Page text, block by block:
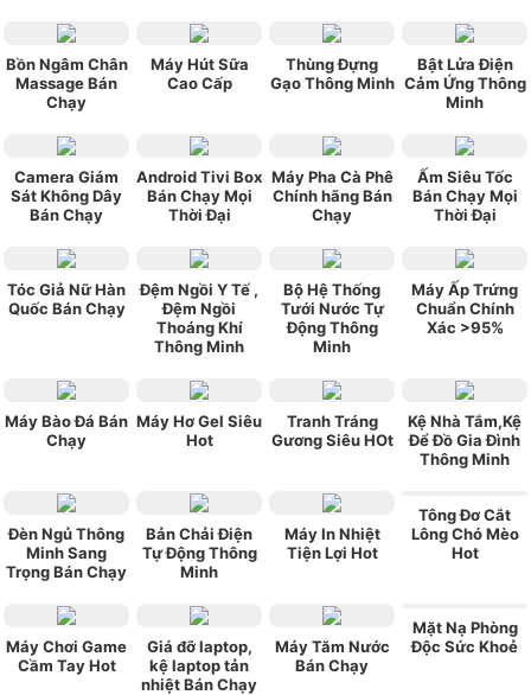
Bồn Ngâm Chân
Massage Bán
Chạy
Máy Hút Sữa
Cao Cấp
Thùng Đựng
Gạo Thông Minh
Bật Lửa Điện
Cảm Ứng Thông
Minh
Camera Giám
Sát Không Dây
Bán Chạy
Android Tivi Box
Bán Chạy Mọi
Thời Đại
Máy Pha Cà Phê
Chính hãng Bán
Chạy
Ấm Siêu Tốc
Bán Chạy Mọi
Thời Đại
Tóc Giả Nữ Hàn
Quốc Bán Chạy
Đệm Ngồi Y Tế ,
Đệm Ngồi
Thoáng Khí
Thông Minh
Bộ Hệ Thống
Tưới Nước Tự
Động Thông
Minh
Máy Ấp Trứng
Chuẩn Chính
Xác >95%
Máy Bào Đá Bán
Chạy
Máy Hơ Gel Siêu
Hot
Tranh Tráng
Gương Siêu HOt
Kệ Nhà Tắm,Kệ
Để Đồ Gia Đình
Thông Minh
Đèn Ngủ Thông
Minh Sang
Trọng Bán Chạy
Bản Chải Điện
Tự Động Thông
Minh
Máy In Nhiệt
Tiện Lợi Hot
Tông Đơ Cắt
Lông Chó Mèo
Hot
Máy Chơi Game
Cầm Tay Hot
Giá đỡ laptop,
kệ laptop tản
nhiệt Bán Chạy
Máy Tăm Nước
Bán Chạy
Mặt Nạ Phòng
Độc Sức Khoẻ